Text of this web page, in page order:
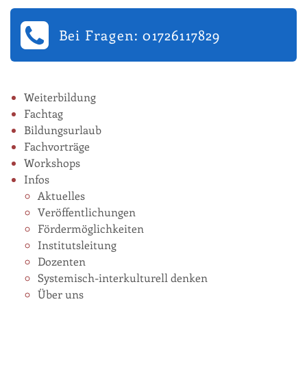
Bei Fragen: 01726117829
Weiterbildung
Fachtag
Bildungsurlaub
Fachvorträge
Workshops
Infos
Aktuelles
Veröffentlichungen
Fördermöglichkeiten
Institutsleitung
Dozenten
Systemisch-interkulturell denken
Über uns